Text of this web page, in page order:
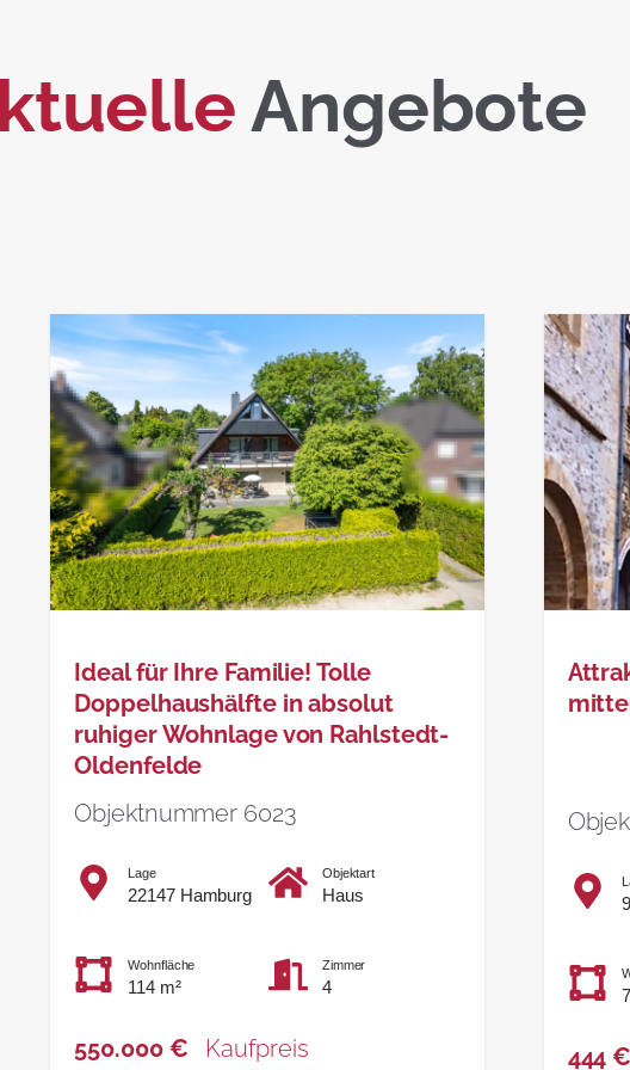
Angebote
Ideal für Ihre Familie! Tolle
Doppelhaushälfte in absolut
ruhiger Wohnlage von Rahlstedt-
Oldenfelde
Objektnummer 6023
Lage
22147 Hamburg
Objektart
Haus
Wohnfläche
114 m²
Zimmer
4
550.000 € Kaufpreis 444 €